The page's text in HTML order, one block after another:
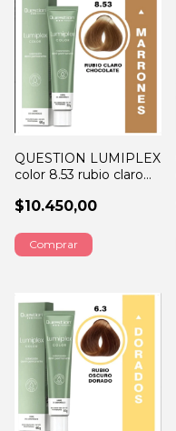
QUESTION LUMIPLEX
color 8.53 rubio claro
$10.450,00